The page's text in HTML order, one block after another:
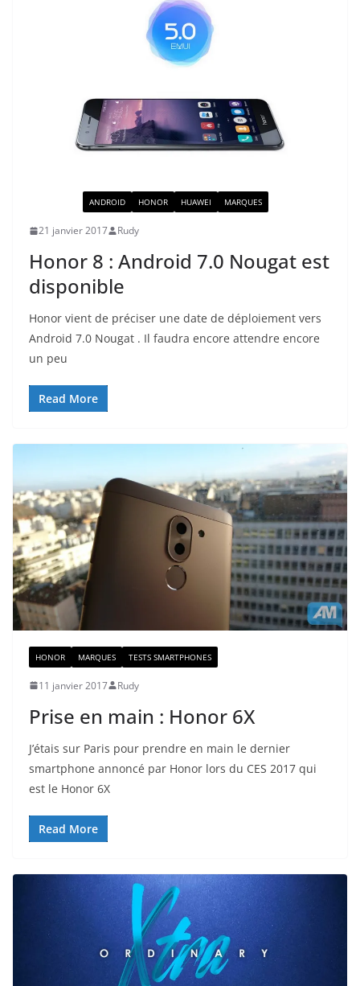
ANDROID HONOR HUAWEI MARQUES
21 janvier 2017 Rudy
Honor 8 : Android 7.0 Nougat est
disponible
Honor vient de préciser une date de déploiement vers
Android 7.0 Nougat . Il faudra encore attendre encore
un peu
Read More
HONOR MARQUES TESTS SMARTPHONES
11 janvier 2017 Rudy
Prise en main : Honor 6X
J’étais sur Paris pour prendre en main le dernier
smartphone annoncé par Honor lors du CES 2017 qui
est le Honor 6X
Read More